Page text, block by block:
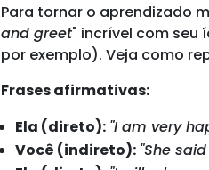
Para tornar o aprendizado
and greet" incrível com seu
por exemplo). Veja como
Frases afirmativas:
Ela (direto): "I am very
Você (indireto): "She